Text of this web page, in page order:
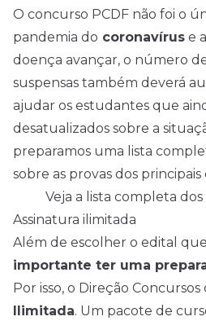
O concurso PCDF não foi o
pandemia do coronavírus e
doença avançar, o número
suspensas também deverá
ajudar os estudantes que
desatualizados sobre a
preparamos uma lista
sobre as provas dos principais
Veja a lista completa dos
Assinatura ilimitada
Além de escolher o edital
importante ter uma
Por isso, o Direção Concursos
Ilimitada. Um pacote de